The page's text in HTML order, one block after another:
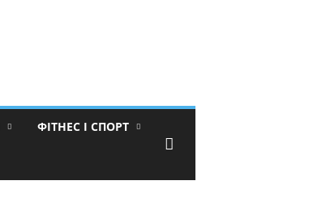
ФІТНЕС І СПОРТ